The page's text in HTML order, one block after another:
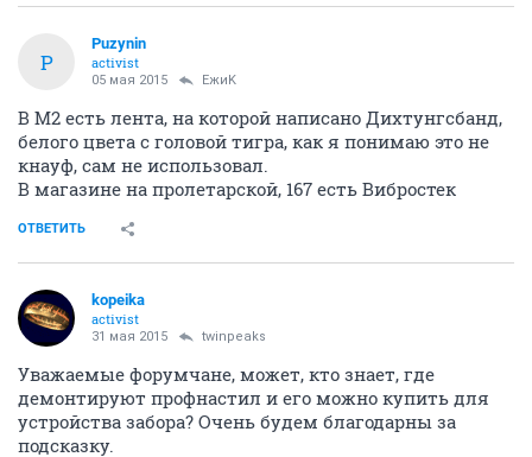
P
Puzynin
activist
05 мая 2015 ЕжиK
В М2 есть лента, на которой написано Дихтунгсбанд,
белого цвета с головой тигра, как я понимаю это не
кнауф, сам не использовал.
В магазине на пролетарской, 167 есть Вибростек
ОТВЕТИТЬ
kopeika
activist
31 мая 2015 twinpeaks
Уважаемые форумчане, может, кто знает, где
демонтируют профнастил и его можно купить для
устройства забора? Очень будем благодарны за
подсказку.